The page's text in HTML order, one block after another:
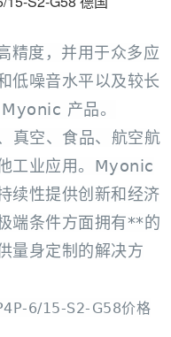
精度，并用于众多应
低噪音水平以及较长
产品。
真空、食品、航空航
工业应用。Myonic
续性提供创新和经济
端条件方面拥有**的
量身定制的解决方
6/15-S2-G58价格